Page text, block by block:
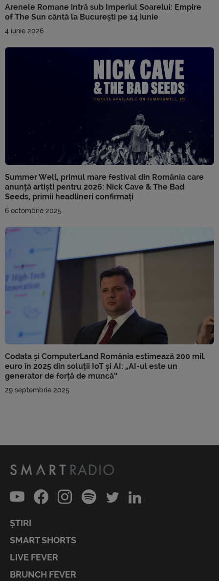
Arenele Romane intră sub Imperiul Soarelui: Empire
of The Sun cântă la București pe 14 iunie
4 iunie 2026
Summer Well, primul mare festival din România care
anunță artiști pentru 2026: Nick Cave & The Bad
Seeds, primii headlineri confirmați
6 octombrie 2025
Codata și ComputerLand România estimează 200 mil.
euro în 2025 din soluții IoT și AI: „AI-ul este un
generator de forță de muncă”
29 septembrie 2025
ȘTIRI
SMART SHORTS
LIVE FEVER
BRUNCH FEVER